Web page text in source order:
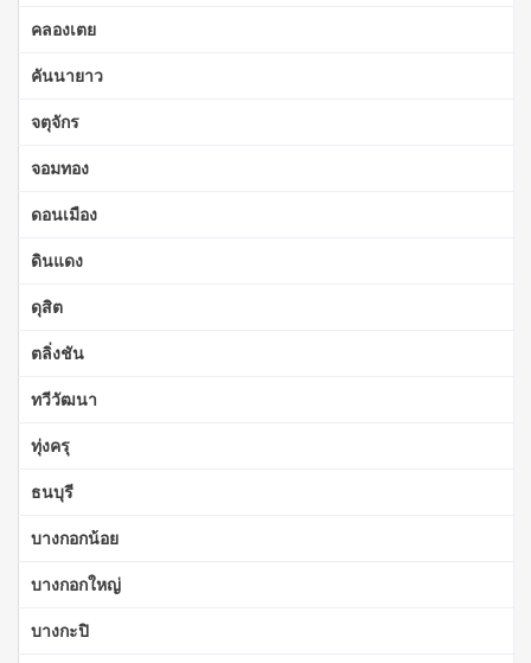
คลองเตย
คันนายาว
จตุจักร
จอมทอง
ดอนเมือง
ดินแดง
ดุสิต
ตลิ่งชัน
ทวีวัฒนา
ทุ่งครุ
ธนบุรี
บางกอกน้อย
บางกอกใหญ่
บางกะปิ